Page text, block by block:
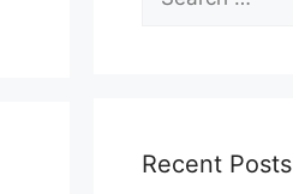
for:
Recent Posts